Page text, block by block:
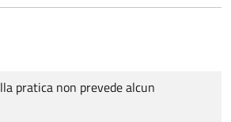
pratica non prevede alcun